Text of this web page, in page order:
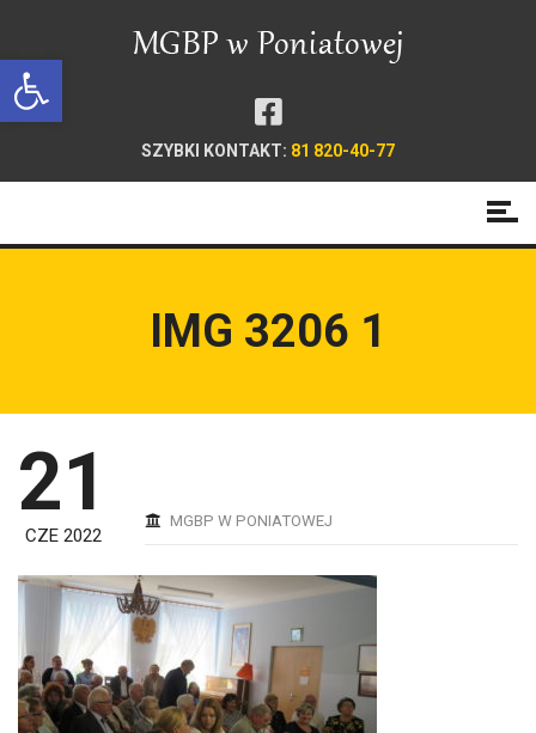
Open toolbar
SZYBKI KONTAKT: 81 820-40-77
IMG 3206 1
21
CZE 2022
MGBP W PONIATOWEJ